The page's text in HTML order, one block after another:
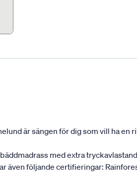
är sängen för dig som vill ha en
med extra
även följande certifieringar: